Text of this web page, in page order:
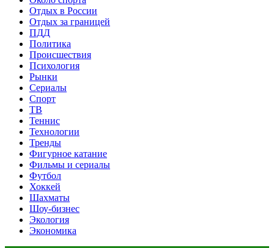
Отдых в России
Отдых за границей
ПДД
Политика
Происшествия
Психология
Рынки
Сериалы
Спорт
ТВ
Теннис
Технологии
Тренды
Фигурное катание
Фильмы и сериалы
Футбол
Хоккей
Шахматы
Шоу-бизнес
Экология
Экономика